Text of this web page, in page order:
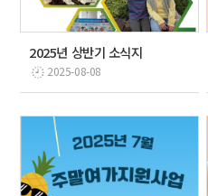
2025년 상반기 소식지
2025-08-08